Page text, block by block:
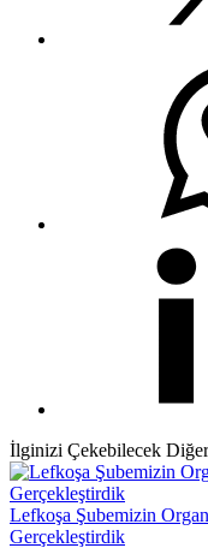
İlginizi Çekebilecek
Lefkoşa Şubemizin
Gerçekleştirdik